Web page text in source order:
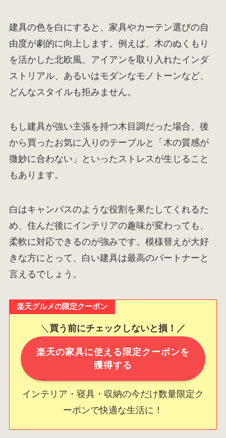
建具の色を白にすると、家具やカーテン選びの自
由度が劇的に向上します。例えば、木のぬくもり
を活かした北欧風、アイアンを取り入れたインダ
ストリアル、あるいはモダンなモノトーンなど、
どんなスタイルも拒みません。
もし建具が強い主張を持つ木目調だった場合、後
から買ったお気に入りのテーブルと「木の質感が
微妙に合わない」といったストレスが生じること
もあります。
白はキャンバスのような役割を果たしてくれるた
め、住んだ後にインテリアの趣味が変わっても、
柔軟に対応できるのが強みです。模様替えが大好
きな方にとって、白い建具は最高のパートナーと
言えるでしょう。
楽天グルメの限定クーポン
＼ 買う前にチェックしないと損！／
楽天の家具に使える限定クーポンを
獲得する
インテリア・寝具・収納の今だけ数量限定ク
ーポンで快適な生活に！